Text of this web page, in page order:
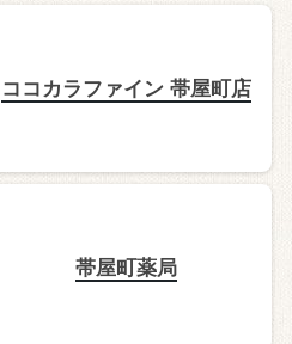
ココカラファイン 帯屋町店
帯屋町薬局